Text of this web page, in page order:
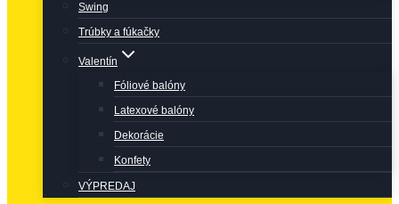
Swing
Trúbky a fúkačky
Valentín
Fóliové balóny
Latexové balóny
Dekorácie
Konfety
VÝPREDAJ